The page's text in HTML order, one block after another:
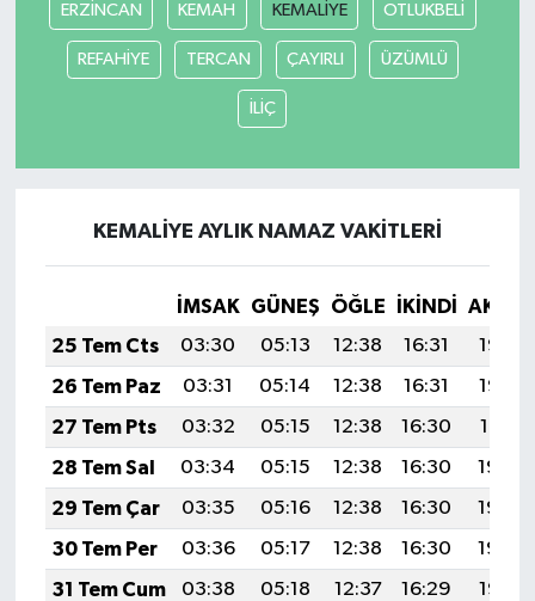
ERZİNCAN KEMAH KEMALİYE OTLUKBELİ
REFAHİYE TERCAN ÇAYIRLI ÜZÜMLÜ
İLİÇ
KEMALİYE AYLIK NAMAZ VAKITLERI
İMSAK GÜNEŞ ÖĞLE İKINDI
25 Tem Cts
03:30 05:13 12:38 16:31
19:52
26 Tem Paz
03:31 05:14 12:38 16:31
19:52
27 Tem Pts
03:32 05:15 12:38 16:30
19:51
28 Tem Sal
03:34 05:15 12:38 16:30
19:50
29 Tem Çar
03:35 05:16 12:38 16:30
19:49
30 Tem Per
03:36 05:17 12:38 16:30
19:48
31 Tem Cum
03:38 05:18 12:37 16:29
19:47